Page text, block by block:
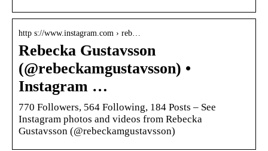
http s://www.instagram.com › reb…
Rebecka Gustavsson
(@rebeckamgustavsson) •
Instagram …
770 Followers, 564 Following, 184 Posts – See
Instagram photos and videos from Rebecka
Gustavsson (@rebeckamgustavsson)